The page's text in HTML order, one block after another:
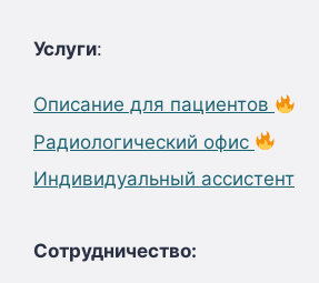
Услуги:
Описание для пациентов
Радиологический офис
Индивидуальный ассистент
Сотрудничество: